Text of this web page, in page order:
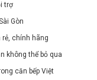
trợ
Gòn
chính hãng
không thể bỏ qua
căn bếp Việt